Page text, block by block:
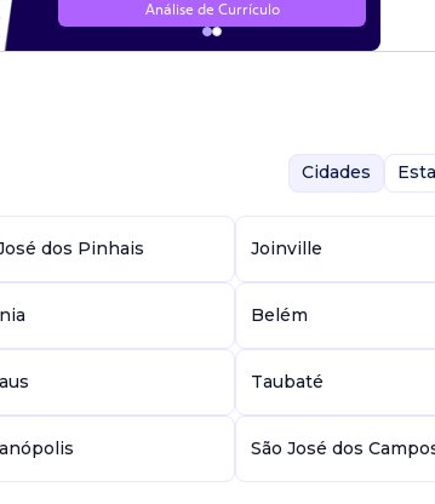
Análise de Currículo
Cidades
dos Pinhais Joinville
Belém
Taubaté
São José dos